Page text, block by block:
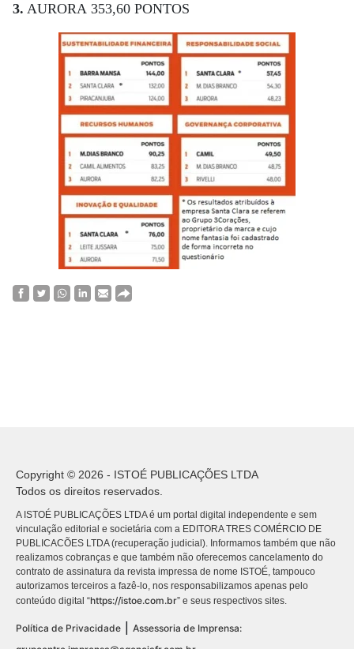
3. AURORA 353,60 PONTOS
Copyright © 2026 - ISTOÉ PUBLICAÇÕES LTDA
Todos os direitos reservados.
A ISTOÉ PUBLICAÇÕES LTDA é um portal digital independente e sem
vinculação editorial e societária com a EDITORA TRES COMÉRCIO DE
PUBLICACÕES LTDA (recuperação judicial). Informamos também que não
realizamos cobranças e que também não oferecemos cancelamento do
contrato de assinatura da revista impressa de nome ISTOÉ, tampouco
autorizamos terceiros a fazê-lo, nos responsabilizamos apenas pelo
conteúdo digital “https://istoe.com.br” e seus respectivos sites.
Política de Privacidade
Assessoria de Imprensa: